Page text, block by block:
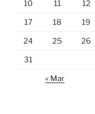
10 11 12
17 18 19
24 25 26
31
« Mar